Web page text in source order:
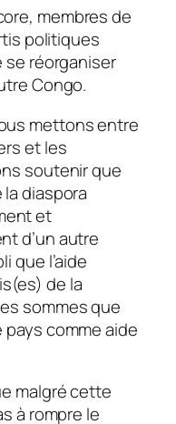
membres de
politiques
réorganiser
Congo.
mettons entre
et les
soutenir que
diaspora
et
d’un autre
que l’aide
de la
sommes que
pays comme aide
malgré cette
à rompre le